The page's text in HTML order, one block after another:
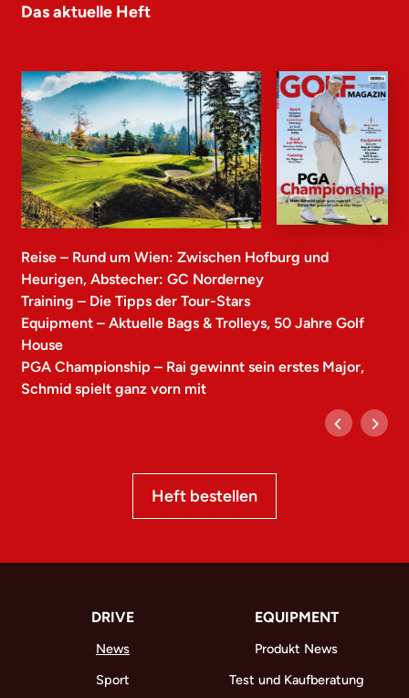
Das aktuelle Heft
Reise – Rund um Wien: Zwischen Hofburg und
Heurigen, Abstecher: GC Norderney
Training – Die Tipps der Tour-Stars
Equipment – Aktuelle Bags & Trolleys, 50 Jahre Golf
House
PGA Championship – Rai gewinnt sein erstes Major,
Schmid spielt ganz vorn mit
Heft bestellen
DRIVE
News
Sport
EQUIPMENT
Produkt News
Test und Kaufberatung